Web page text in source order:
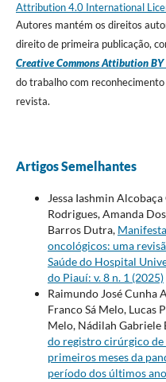
Attribution 4.0 International
Autores mantém os direitos
direito de primeira publicação,
Creative Commons Attibution BY
do trabalho com
revista.
Artigos Semelhantes
Jessa Iashmin
Rodrigues, Amanda
Barros Dutra,
oncológicos: uma
Saúde do Hospital
do Piauí: v. 8 n. 1 (2025)
Raimundo José Cunha
Franco Sá Melo, Lucas
Melo, Nádilah Gabriele
do registro cirúrgico de
primeiros meses da
período dos últimos